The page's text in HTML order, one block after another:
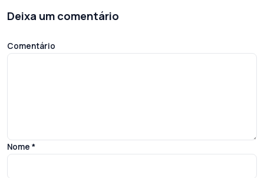
Deixa um comentário
Comentário
Nome *